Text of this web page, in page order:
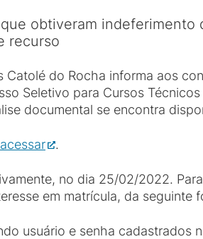
obtiveram indeferimento
recurso
Catolé do Rocha informa aos
Seletivo para Cursos
documental se encontra
.
no dia 25/02/2022.
em matrícula, da seguinte
usuário e senha cadastrados